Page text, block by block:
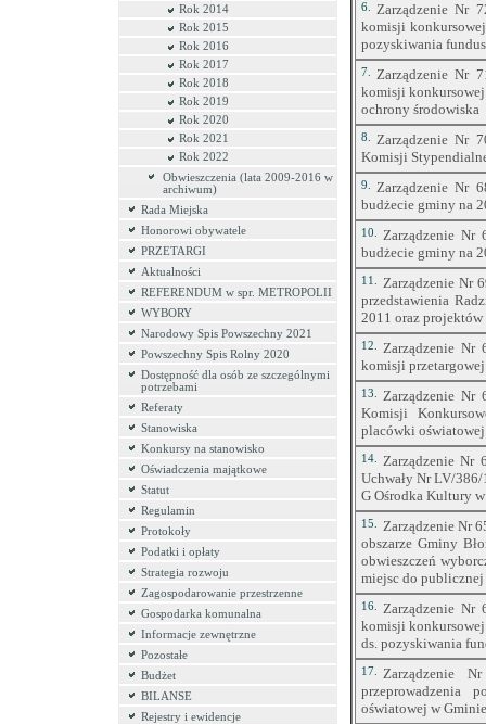
Rok 2014
Rok 2015
Rok 2016
Rok 2017
Rok 2018
Rok 2019
Rok 2020
Rok 2021
Rok 2022
Obwieszczenia (lata 2009-2016 w
archiwum)
Rada Miejska
Honorowi obywatele
PRZETARGI
Aktualności
REFERENDUM w spr. METROPOLII
WYBORY
Narodowy Spis Powszechny 2021
Powszechny Spis Rolny 2020
Dostępność dla osób ze szczególnymi
potrzebami
Referaty
Stanowiska
Konkursy na stanowisko
Oświadczenia majątkowe
Statut
Regulamin
Protokoły
Podatki i opłaty
Strategia rozwoju
Zagospodarowanie przestrzenne
Gospodarka komunalna
Informacje zewnętrzne
Pozostałe
Budżet
BILANSE
Rejestry i ewidencje
6.
Zarządzenie Nr
komisji
pozyskiwania
7.
Zarządzenie Nr
komisji
ochrony środowiska
8.
Zarządzenie Nr
Komisji
9.
Zarządzenie Nr
budżecie gminy na
10.
Zarządzenie Nr
budżecie gminy na
11.
Zarządzenie Nr
przedstawienia
2011 oraz projektów
12.
Zarządzenie Nr
komisji przetargowej
13.
Zarządzenie Nr
Komisji
placówki oświatowej
14.
Zarządzenie Nr
Uchwały Nr LV/
G Ośrodka Kultury
15.
Zarządzenie Nr
obszarze Gminy
obwieszczeń
miejsc do
16.
Zarządzenie Nr
komisji
ds. pozyskiwania
17.
Zarządzenie
przeprowadzenia
oświatowej w